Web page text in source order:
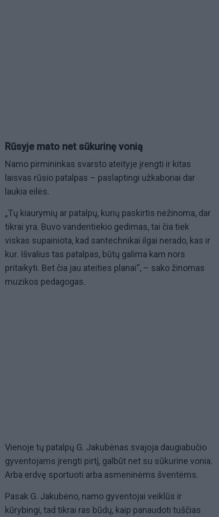
Rūsyje mato net sūkurinę vonią
Namo pirmininkas svarsto ateityje įrengti ir kitas
laisvas rūsio patalpas – paslaptingi užkaboriai dar
laukia eilės.
„Tų kiaurymių ar patalpų, kurių paskirtis nežinoma, dar
tikrai yra. Buvo vandentiekio gedimas, tai čia tiek
viskas supainiota, kad santechnikai ilgai nerado, kas ir
kur. Išvalius tas patalpas, būtų galima kam nors
pritaikyti. Bet čia jau ateities planai“, – sako žinomas
muzikos pedagogas.
Vienoje tų patalpų G. Jakubėnas svajoja daugiabučio
gyventojams įrengti pirtį, galbūt net su sūkurine vonia.
Arba erdvę sportuoti arba asmeninėms šventėms.
Pasak G. Jakubėno, namo gyventojai veiklūs ir
kūrybingi, tad tikrai ras būdų, kaip panaudoti tuščias